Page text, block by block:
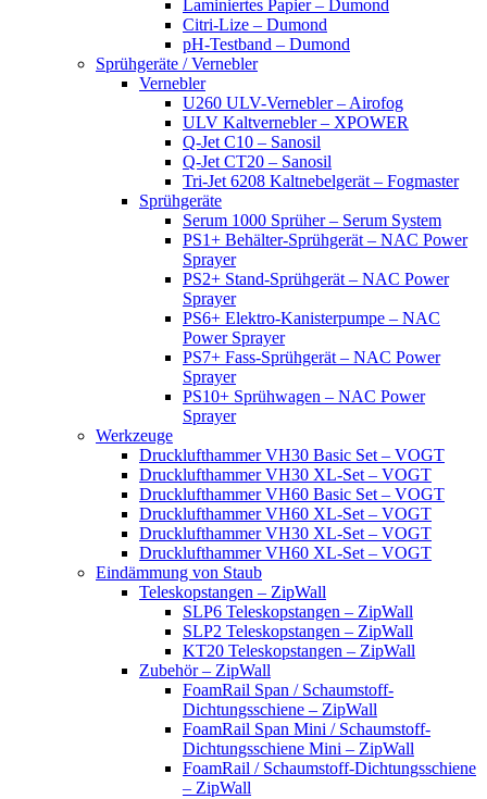
Laminiertes Papier – Dumond
Citri-Lize – Dumond
pH-Testband – Dumond
Sprühgeräte / Vernebler
Vernebler
U260 ULV-Vernebler – Airofog
ULV Kaltvernebler – XPOWER
Q-Jet C10 – Sanosil
Q-Jet CT20 – Sanosil
Tri-Jet 6208 Kaltnebelgerät – Fogmaster
Sprühgeräte
Serum 1000 Sprüher – Serum System
PS1+ Behälter-Sprühgerät – NAC Power
Sprayer
PS2+ Stand-Sprühgerät – NAC Power
Sprayer
PS6+ Elektro-Kanisterpumpe – NAC
Power Sprayer
PS7+ Fass-Sprühgerät – NAC Power
Sprayer
PS10+ Sprühwagen – NAC Power
Sprayer
Werkzeuge
Drucklufthammer VH30 Basic Set – VOGT
Drucklufthammer VH30 XL-Set – VOGT
Drucklufthammer VH60 Basic Set – VOGT
Drucklufthammer VH60 XL-Set – VOGT
Drucklufthammer VH30 XL-Set – VOGT
Drucklufthammer VH60 XL-Set – VOGT
Eindämmung von Staub
Teleskopstangen – ZipWall
SLP6 Teleskopstangen – ZipWall
SLP2 Teleskopstangen – ZipWall
KT20 Teleskopstangen – ZipWall
Zubehör – ZipWall
FoamRail Span / Schaumstoff-
Dichtungsschiene – ZipWall
FoamRail Span Mini / Schaumstoff-
Dichtungsschiene Mini – ZipWall
FoamRail / Schaumstoff-Dichtungsschiene
– ZipWall